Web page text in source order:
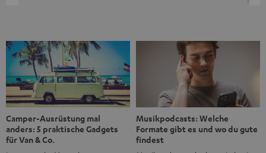
1956 begleitet das Magazin Jugendliche durch Rock und
Pop, kleine Schwärmereien und große Fragen. Zum 70.
Jubiläum werfen wir einen Blick zurück. Vom Filmheft zur
Jugendmarke: Wie die BRAVO ihren Ton fand Als die […]
Camper-Ausrüstung mal
anders: 5 praktische Gadgets
für Van & Co.
Musikpodcasts: Welche
Formate gibt es und wo du gute
findest